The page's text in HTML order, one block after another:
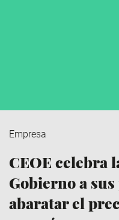
Empresa
CEOE celebra
Gobierno a
abaratar el